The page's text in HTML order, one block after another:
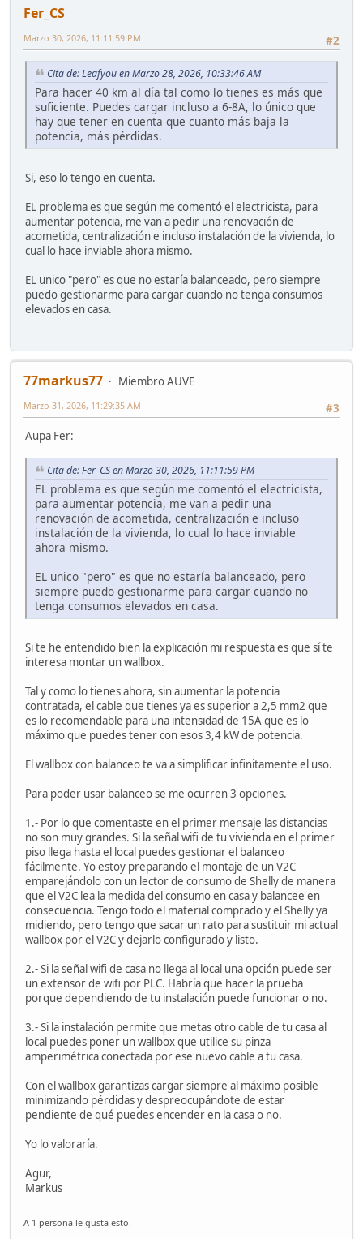
Fer_CS
#2
Marzo 30, 2026, 11:11:59 PM
Cita de: Leafyou en Marzo 28, 2026, 10:33:46 AM
Para hacer 40 km al día tal como lo tienes es más que
suficiente. Puedes cargar incluso a 6-8A, lo único que
hay que tener en cuenta que cuanto más baja la
potencia, más pérdidas.
Si, eso lo tengo en cuenta.
EL problema es que según me comentó el electricista, para
aumentar potencia, me van a pedir una renovación de
acometida, centralización e incluso instalación de la vivienda, lo
cual lo hace inviable ahora mismo.
EL unico "pero" es que no estaría balanceado, pero siempre
puedo gestionarme para cargar cuando no tenga consumos
elevados en casa.
77markus77
Miembro AUVE
#3
Marzo 31, 2026, 11:29:35 AM
Aupa Fer:
Cita de: Fer_CS en Marzo 30, 2026, 11:11:59 PM
EL problema es que según me comentó el electricista,
para aumentar potencia, me van a pedir una
renovación de acometida, centralización e incluso
instalación de la vivienda, lo cual lo hace inviable
ahora mismo.
EL unico "pero" es que no estaría balanceado, pero
siempre puedo gestionarme para cargar cuando no
tenga consumos elevados en casa.
Si te he entendido bien la explicación mi respuesta es que sí te
interesa montar un wallbox.
Tal y como lo tienes ahora, sin aumentar la potencia
contratada, el cable que tienes ya es superior a 2,5 mm2 que
es lo recomendable para una intensidad de 15A que es lo
máximo que puedes tener con esos 3,4 kW de potencia.
El wallbox con balanceo te va a simplificar infinitamente el uso.
Para poder usar balanceo se me ocurren 3 opciones.
1.- Por lo que comentaste en el primer mensaje las distancias
no son muy grandes. Si la señal wifi de tu vivienda en el primer
piso llega hasta el local puedes gestionar el balanceo
fácilmente. Yo estoy preparando el montaje de un V2C
emparejándolo con un lector de consumo de Shelly de manera
que el V2C lea la medida del consumo en casa y balancee en
consecuencia. Tengo todo el material comprado y el Shelly ya
midiendo, pero tengo que sacar un rato para sustituir mi actual
wallbox por el V2C y dejarlo configurado y listo.
2.- Si la señal wifi de casa no llega al local una opción puede ser
un extensor de wifi por PLC. Habría que hacer la prueba
porque dependiendo de tu instalación puede funcionar o no.
3.- Si la instalación permite que metas otro cable de tu casa al
local puedes poner un wallbox que utilice su pinza
amperimétrica conectada por ese nuevo cable a tu casa.
Con el wallbox garantizas cargar siempre al máximo posible
minimizando pérdidas y despreocupándote de estar
pendiente de qué puedes encender en la casa o no.
Yo lo valoraría.
Agur,
Markus
A 1 persona le gusta esto.